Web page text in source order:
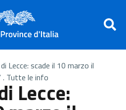
Lecce: scade il 10 marzo il
. Tutte le info
Lecce: